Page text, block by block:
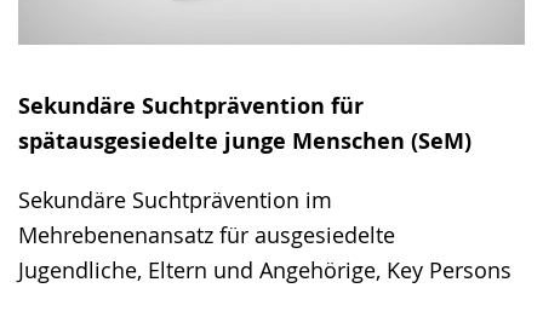
Sekundäre Suchtprävention für
spätausgesiedelte junge Menschen (SeM)
Sekundäre Suchtprävention im
Mehrebenenansatz für ausgesiedelte
Jugendliche, Eltern und Angehörige, Key Persons